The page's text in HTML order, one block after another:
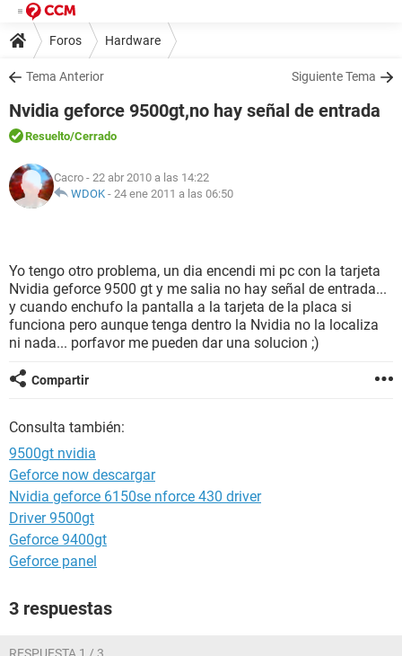
Foros Hardware
Tema Anterior Siguiente Tema
Nvidia geforce 9500gt,no hay señal de entrada
Resuelto/Cerrado
Cacro - 22 abr 2010 a las 14:22
WDOK - 24 ene 2011 a las 06:50
Yo tengo otro problema, un dia encendi mi pc con la tarjeta
Nvidia geforce 9500 gt y me salia no hay señal de entrada...
y cuando enchufo la pantalla a la tarjeta de la placa si
funciona pero aunque tenga dentro la Nvidia no la localiza
ni nada... porfavor me pueden dar una solucion ;)
Compartir
Consulta también:
9500gt nvidia
Geforce now descargar
Nvidia geforce 6150se nforce 430 driver
Driver 9500gt
Geforce 9400gt
Geforce panel
3 respuestas